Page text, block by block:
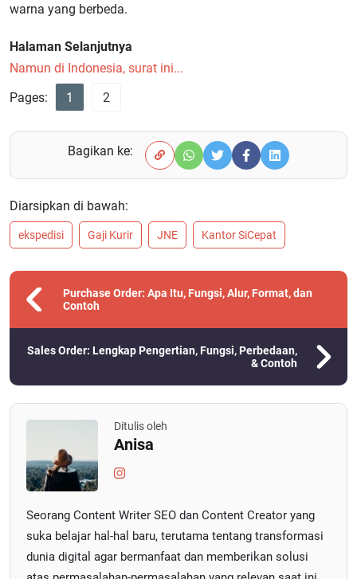
warna yang berbeda.
Halaman Selanjutnya
Namun di Indonesia, surat ini...
Pages:
1 2
Bagikan ke:
Diarsipkan di bawah:
ekspedisi Gaji Kurir JNE Kantor SiCepat
Purchase Order: Apa Itu, Fungsi, Alur, Format, dan
Contoh
Sales Order: Lengkap Pengertian, Fungsi, Perbedaan,
& Contoh
Ditulis oleh
Anisa
Seorang Content Writer SEO dan Content Creator yang
suka belajar hal-hal baru, terutama tentang transformasi
dunia digital agar bermanfaat dan memberikan solusi